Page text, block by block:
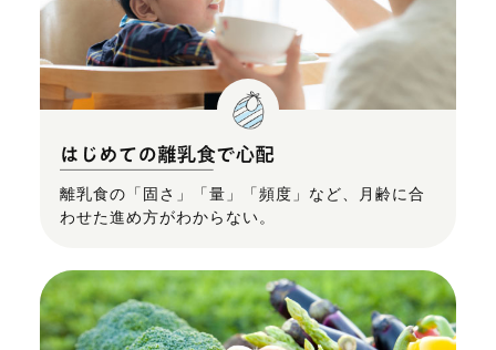
離乳食の「固さ」「量」「頻度」など、月齢に合
わせた進め方がわからない。